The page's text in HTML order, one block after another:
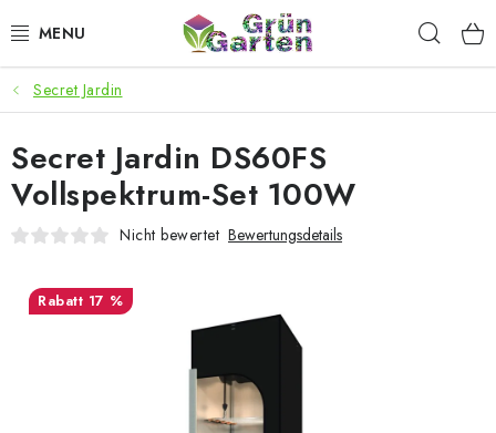
Inhalt
ANGEBOTE
LED PFLANZENLAMPEN
ANBAUBEDARF FÜR DEN HEIMANBAU
Secret Jardin
Secret Jardin DS60FS
Vollspektrum-Set 100W
Nicht bewertet Bewertungsdetails
17 %